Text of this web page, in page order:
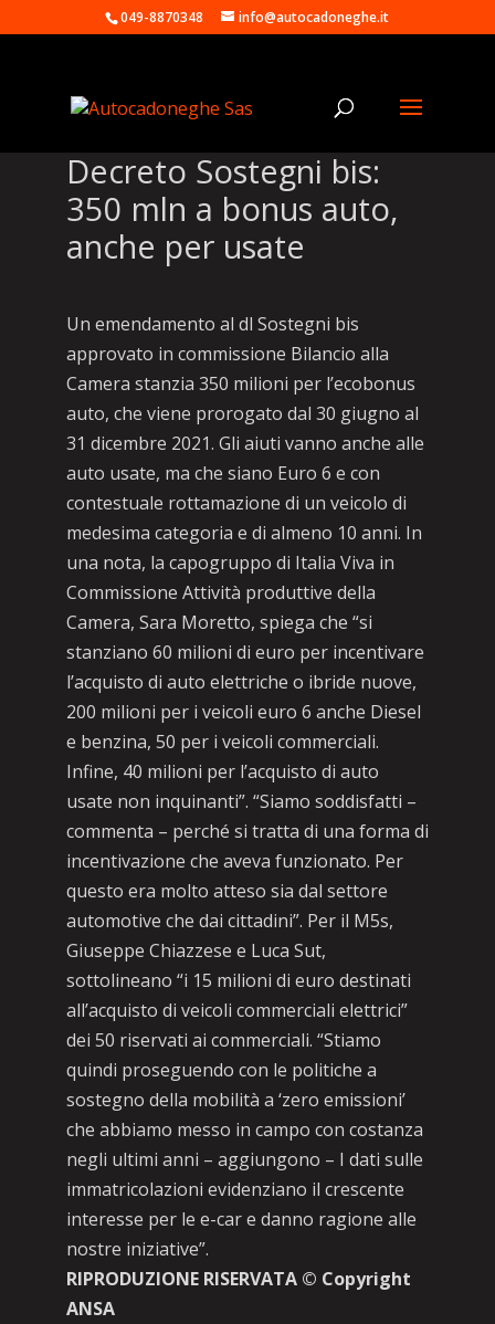
049-8870348 info@autocadoneghe.it
Decreto Sostegni bis:
350 mln a bonus auto,
anche per usate
Un emendamento al dl Sostegni bis
approvato in commissione Bilancio alla
Camera stanzia 350 milioni per l’ecobonus
auto, che viene prorogato dal 30 giugno al
31 dicembre 2021. Gli aiuti vanno anche alle
auto usate, ma che siano Euro 6 e con
contestuale rottamazione di un veicolo di
medesima categoria e di almeno 10 anni. In
una nota, la capogruppo di Italia Viva in
Commissione Attività produttive della
Camera, Sara Moretto, spiega che “si
stanziano 60 milioni di euro per incentivare
l’acquisto di auto elettriche o ibride nuove,
200 milioni per i veicoli euro 6 anche Diesel
e benzina, 50 per i veicoli commerciali.
Infine, 40 milioni per l’acquisto di auto
usate non inquinanti”. “Siamo soddisfatti –
commenta – perché si tratta di una forma di
incentivazione che aveva funzionato. Per
questo era molto atteso sia dal settore
automotive che dai cittadini”. Per il M5s,
Giuseppe Chiazzese e Luca Sut,
sottolineano “i 15 milioni di euro destinati
all’acquisto di veicoli commerciali elettrici”
dei 50 riservati ai commerciali. “Stiamo
quindi proseguendo con le politiche a
sostegno della mobilità a ‘zero emissioni’
che abbiamo messo in campo con costanza
negli ultimi anni – aggiungono – I dati sulle
immatricolazioni evidenziano il crescente
interesse per le e-car e danno ragione alle
nostre iniziative”.
RIPRODUZIONE RISERVATA © Copyright
ANSA